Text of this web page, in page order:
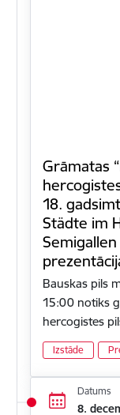
Grāmatas
18.
Städte im
Bauskas pils
15:00 notiks
hercogistes
Izstāde
Datums
8.